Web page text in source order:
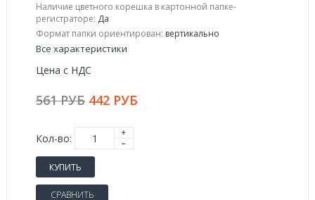
Наличие цветного корешка в картонной папке-
регистраторе: Да
Формат папки ориентирован: вертикально
Все характеристики
Цена с НДС
561 РУБ 442 РУБ
Кол-во:
КУПИТЬ
СРАВНИТЬ